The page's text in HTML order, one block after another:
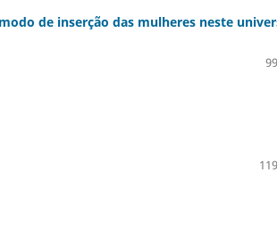
de inserção das mulheres neste